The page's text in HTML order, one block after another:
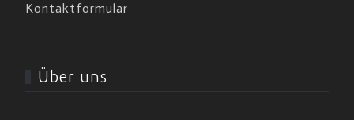
Kontaktformular
Über uns